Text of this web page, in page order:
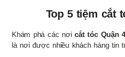
Top 5 tiệm cắt
Khám phá các nơicắt tóc Quận
là nơi được nhiều khách hàng tin